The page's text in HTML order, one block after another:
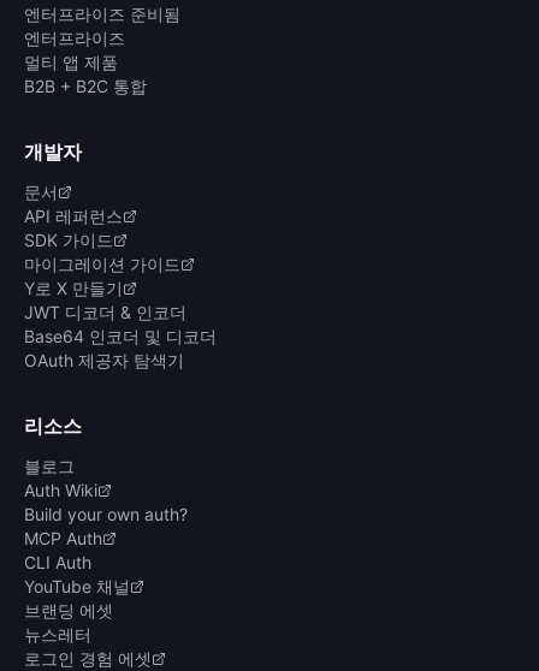
엔터프라이즈 준비됨
엔터프라이즈
멀티 앱 제품
B2B + B2C 통합
개발자
문서
API 레퍼런스
SDK 가이드
마이그레이션 가이드
Y로 X 만들기
JWT 디코더 & 인코더
Base64 인코더 및 디코더
OAuth 제공자 탐색기
리소스
블로그
Auth Wiki
Build your own auth?
MCP Auth
CLI Auth
YouTube 채널
브랜딩 에셋
뉴스레터
로그인 경험 에셋